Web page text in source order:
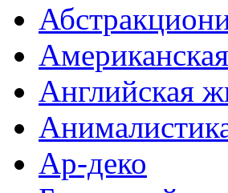
Английская
Ар-деко